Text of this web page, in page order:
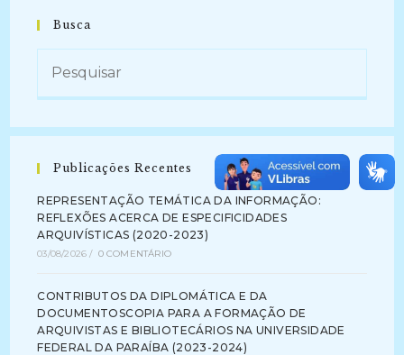
Busca
Publicações Recentes
REPRESENTAÇÃO TEMÁTICA DA INFORMAÇÃO:
REFLEXÕES ACERCA DE ESPECIFICIDADES
ARQUIVÍSTICAS (2020-2023)
03/08/2026 / 0 COMENTÁRIO
CONTRIBUTOS DA DIPLOMÁTICA E DA
DOCUMENTOSCOPIA PARA A FORMAÇÃO DE
ARQUIVISTAS E BIBLIOTECÁRIOS NA UNIVERSIDADE
FEDERAL DA PARAÍBA (2023-2024)